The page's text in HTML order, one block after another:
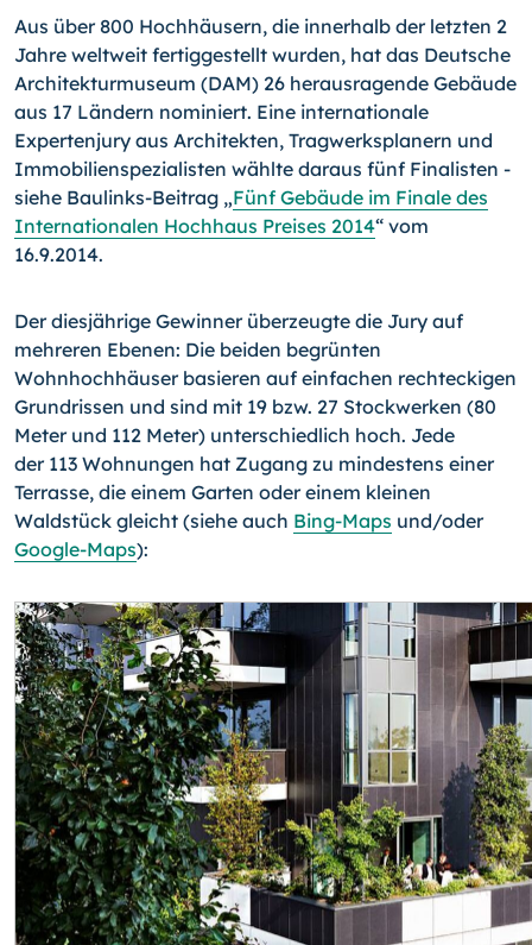
Aus über 800 Hochhäusern, die innerhalb der letzten 2
Jahre weltweit fertiggestellt wurden, hat das Deutsche
Architektur­museum (DAM) 26 herausragende Gebäude
aus 17 Ländern nominiert. Eine internationale
Expertenjury aus Architekten, Tragwerksplanern und
Immobilienspezialisten wählte daraus fünf Finalisten -
siehe Baulinks-Beitrag „Fünf Gebäude im Fina­le des
Internationalen Hochhaus Preises 2014“ vom
16.9.2014.
Der diesjährige Gewinner überzeugte die Jury auf
mehreren Ebenen: Die beiden be­grünten
Wohnhochhäuser basieren auf einfachen rechteckigen
Grundrissen und sind mit 19 bzw. 27 Stockwerken (80
Meter und 112 Meter) unterschiedlich hoch. Jede
der 113 Wohnungen hat Zugang zu mindestens einer
Terrasse, die einem Garten oder einem kleinen
Waldstück gleicht (siehe auch Bing-Maps und/oder
Google-Maps):